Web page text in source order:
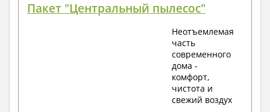
Пакет "Центральный пылесос"
Неотъемлемая
часть
современного
дома -
комфорт,
чистота и
свежий воздух